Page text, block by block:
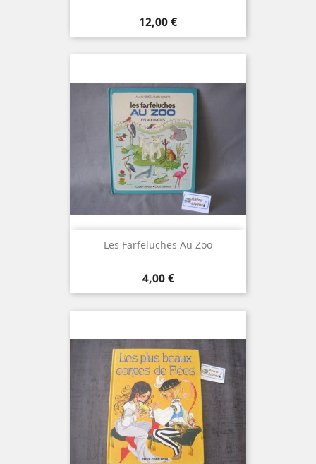
Prix
12,00 €
Les Farfeluches Au Zoo
Prix
4,00 €